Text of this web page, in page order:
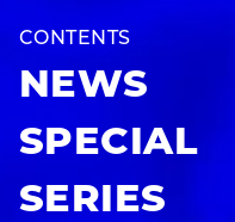
CONTENTS
NEWS
SPECIAL
SERIES